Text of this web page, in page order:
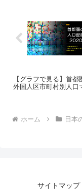
【グラフで見る】首
外国人区市町村別人口
ホーム 日本
サイトマップ